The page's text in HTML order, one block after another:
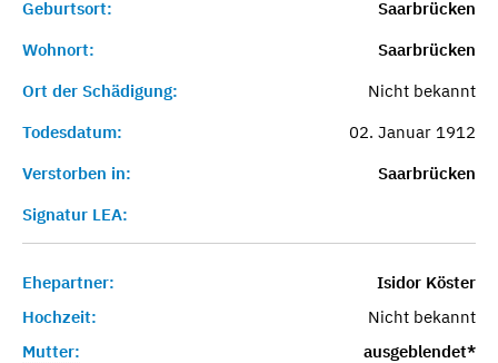
Geburtsort:
Saarbrücken
Wohnort:
Saarbrücken
Ort der Schädigung:
Nicht bekannt
Todesdatum:
02. Januar 1912
Verstorben in:
Saarbrücken
Signatur LEA:
Ehepartner:
Isidor Köster
Hochzeit:
Nicht bekannt
Mutter:
ausgeblendet*